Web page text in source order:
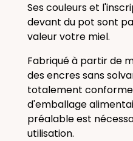
Ses couleurs et
devant du pot sont
valeur votre miel.
Fabriqué à partir de
des encres sans
totalement
d'emballage
préalable est
utilisation.